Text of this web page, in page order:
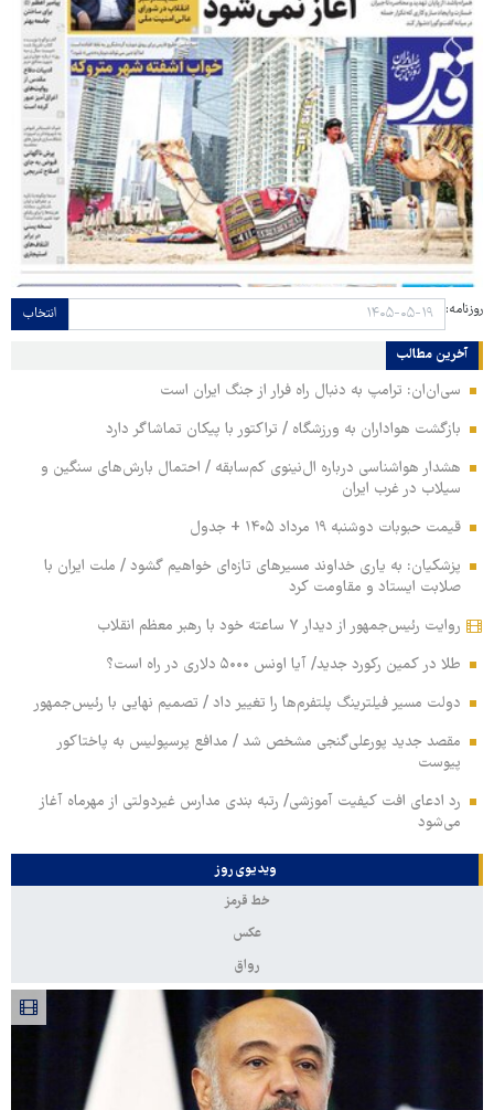
روزنامه: انتخاب
آخرین مطالب
سی‌ان‌ان: ترامپ به دنبال راه فرار از جنگ ایران است
بازگشت هواداران به ورزشگاه / تراکتور با پیکان تماشاگر دارد
هشدار هواشناسی درباره ال‌نینوی کم‌سابقه / احتمال بارش‌های سنگین و
سیلاب در غرب ایران
قیمت حبوبات دوشنبه ۱۹ مرداد ۱۴۰۵ + جدول
پزشکیان: به یاری خداوند مسیرهای تازه‌ای خواهیم گشود / ملت ایران با
صلابت ایستاد و مقاومت کرد
روایت رئیس‌جمهور از دیدار ۷ ساعته خود با رهبر معظم انقلاب
طلا در کمین رکورد جدید/ آیا اونس ۵۰۰۰ دلاری در راه است؟
دولت مسیر فیلترینگ پلتفرم‌ها را تغییر داد / تصمیم نهایی با رئیس‌جمهور
مقصد جدید پورعلی‌گنجی مشخص شد / مدافع پرسپولیس به پاختاکور
پیوست
رد ادعای افت کیفیت آموزشی/ رتبه بندی مدارس غیردولتی از مهرماه آغاز
می‌شود
ویدیوی روز
خط قرمز
عکس
رواق